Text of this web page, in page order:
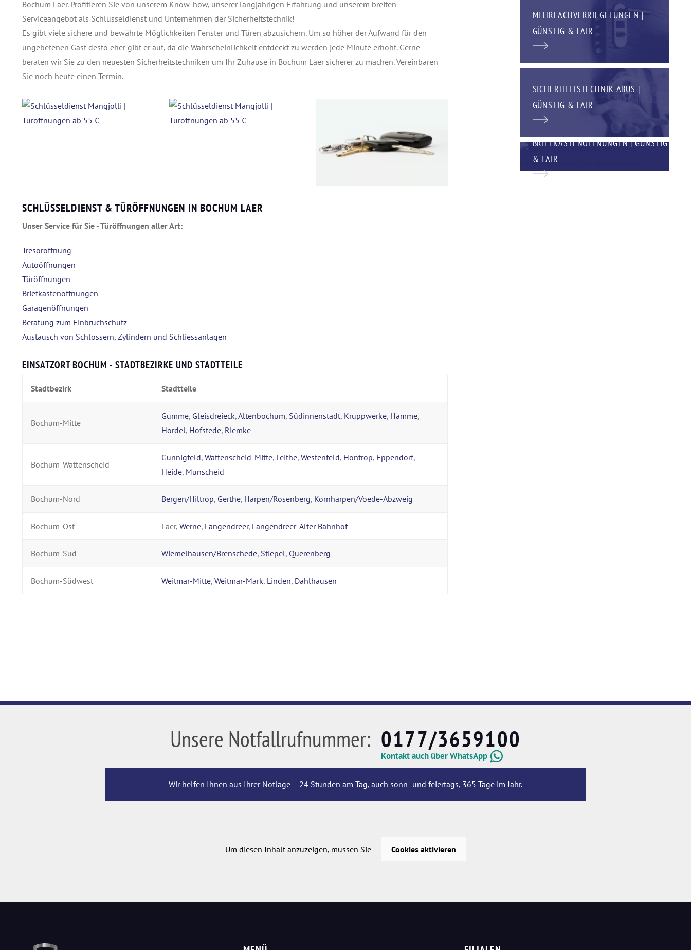
Bochum Laer. Profitieren Sie von unserem Know-how, unserer langjährigen Erfahrung und unserem breiten
Serviceangebot als Schlüsseldienst und Unternehmen der Sicherheitstechnik!
Es gibt viele sichere und bewährte Möglichkeiten Fenster und Türen abzusichern. Um so höher der Aufwand für den
ungebetenen Gast desto eher gibt er auf, da die Wahrscheinlichkeit entdeckt zu werden jede Minute erhöht. Gerne
beraten wir Sie zu den neuesten Sicherheitstechniken um Ihr Zuhause in Bochum Laer sicherer zu machen. Vereinbaren
Sie noch heute einen Termin.
SCHLÜSSELDIENST & TÜRÖFFNUNGEN IN BOCHUM LAER
Unser Service für Sie - Türöffnungen aller Art:
Tresoröffnung
Autoöffnungen
Türöffnungen
Briefkastenöffnungen
Garagenöffnungen
Beratung zum Einbruchschutz
Austausch von Schlössern, Zylindern und Schliessanlagen
EINSATZORT BOCHUM - STADTBEZIRKE UND STADTTEILE
Stadtbezirk Stadtteile
Bochum-Mitte
Gumme, Gleisdreieck,Altenbochum, Südinnenstadt, Kruppwerke, Hamme,
Hordel, Hofstede, Riemke
Bochum-Wattenscheid
Günnigfeld, Wattenscheid-Mitte, Leithe, Westenfeld, Höntrop, Eppendorf,
Heide, Munscheid
Bochum-Nord Bergen/Hiltrop, Gerthe, Harpen/Rosenberg, Kornharpen/Voede-Abzweig
Bochum-Ost Laer, Werne, Langendreer, Langendreer-Alter Bahnhof
Bochum-Süd Wiemelhausen/Brenschede, Stiepel, Querenberg
Bochum-Südwest Weitmar-Mitte, Weitmar-Mark, Linden, Dahlhausen
MEHRFACHVERRIEGELUNGEN |
GÜNSTIG & FAIR
SICHERHEITSTECHNIK ABUS |
GÜNSTIG & FAIR
BRIEFKASTENÖFFNUNGEN | GÜNSTIG
& FAIR
Unsere Notfallrufnummer: 0177/3659100
Kontakt auch über WhatsApp
Wir helfen Ihnen aus Ihrer Notlage – 24 Stunden am Tag, auch sonn- und feiertags, 365 Tage im Jahr.
Um diesen Inhalt anzuzeigen, müssen Sie Cookies aktivieren